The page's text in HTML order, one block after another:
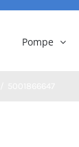
Pompe